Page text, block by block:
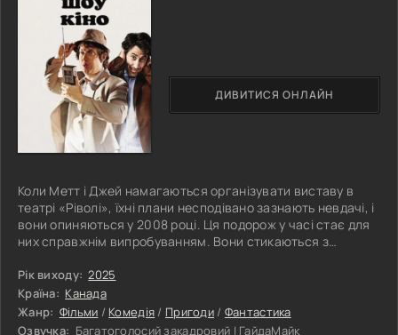
Коли Метт і Джей намагаються організувати виставу в
театрі «Ріволі», їхні плани несподівано зазнають невдачі, і
вони опиняються у 2008 році. Ця подорож у часі стає для
них справжнім випробуванням. Вони стикаються з
кмітливості та винахідливості. Обидва герої намагаються
розібратися в нових обставинах, зберегти своє звичне
життя і знайти спосіб повернутися назад у свій час.
Паралельно вони усвідомлюють, наскільки змінився світ
Рік виходу: 2025
Країна: Канада
Жанр: Фільми / Комедія / Пригоди / Фантастика
Озвучка: Багатоголосий закадровий | ГайдаМайк
ДИВИТИСЯ ОНЛАЙН